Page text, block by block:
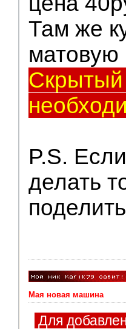
Там же
матовую
Скрытый
P.S.
делать
Мая новая машина
Для